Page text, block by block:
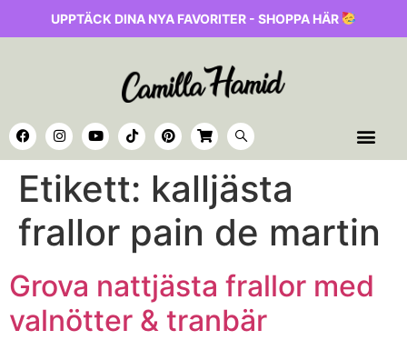
UPPTÄCK DINA NYA FAVORITER - SHOPPA HÄR
Etikett: kalljästa
frallor pain de martin
Grova nattjästa frallor med
valnötter & tranbär